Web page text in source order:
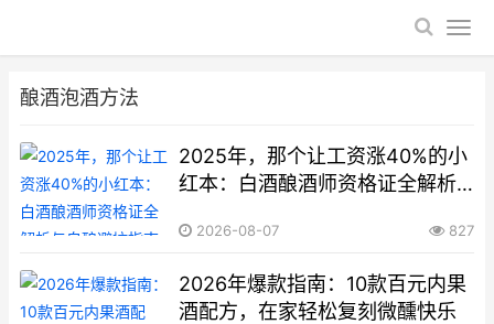
酿酒泡酒方法
2025年，那个让工资涨40%的小
红本：白酒酿酒师资格证全解析
2026-08-07 827
2026年爆款指南：10款百元内果
酒配方，在家轻松复刻微醺快乐